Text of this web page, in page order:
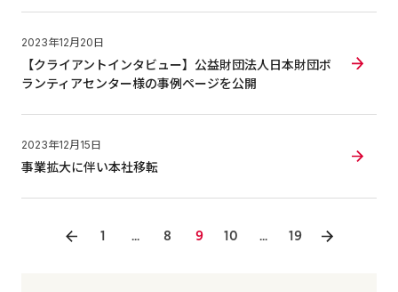
2023年12月20日
【クライアントインタビュー】公益財団法人日本財団ボ
ランティアセンター様の事例ページを公開
2023年12月15日
事業拡大に伴い本社移転
1 ... 8 9 10 ... 19